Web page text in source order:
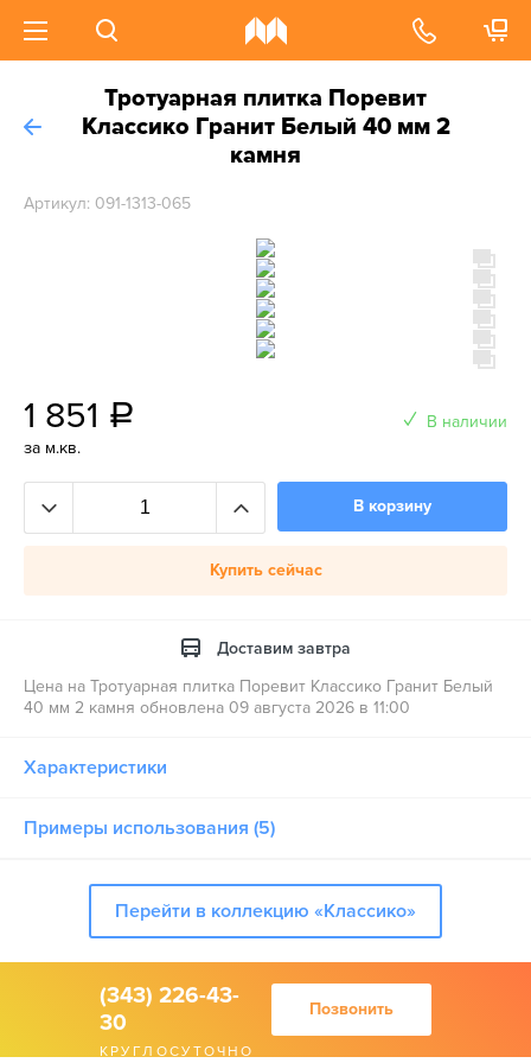
Тротуарная плитка Поревит
Классико Гранит Белый 40 мм 2
камня
Артикул: 091-1313-065
1 851 a
за м.кв.
В наличии
В корзину
Купить сейчас
Доставим завтра
Цена на Тротуарная плитка Поревит Классико Гранит Белый
40 мм 2 камня обновлена 09 августа 2026 в 11:00
Характеристики
Примеры использования (5)
Перейти в коллекцию «Классико»
(343) 226-43-
30
КРУГЛОСУТОЧНО
Позвонить